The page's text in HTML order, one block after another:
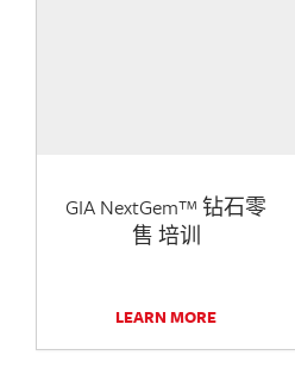
GIA NextGem™ 钻石零
售 培训
LEARN MORE